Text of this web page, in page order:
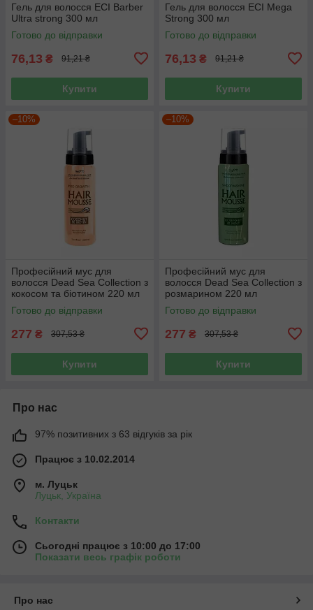
Гель для волосся ECI Barber
Ultra strong 300 мл
Готово до відправки
76,13 ₴ 91,21 ₴
Купити
Гель для волосся ECI Mega
Strong 300 мл
Готово до відправки
76,13 ₴ 91,21 ₴
Купити
–10%
Професійний мус для
волосся Dead Sea Collection з
кокосом та біотином 220 мл
Готово до відправки
277 ₴ 307,53 ₴
Купити
–10%
Професійний мус для
волосся Dead Sea Collection з
розмарином 220 мл
Готово до відправки
277 ₴ 307,53 ₴
Купити
Про нас
97% позитивних з 63 відгуків за рік
Працює з 10.02.2014
м. Луцьк
Луцьк, Україна
Контакти
Сьогодні працює з 10:00 до 17:00
Показати весь графік роботи
Про нас